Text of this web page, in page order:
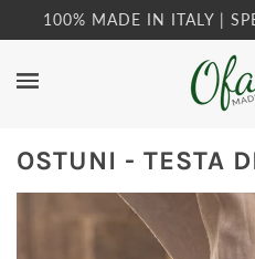
100% MADE IN ITALY |
OSTUNI - TESTA